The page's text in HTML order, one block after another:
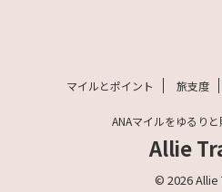
マイルとポイント 旅支度
ANAマイルをゆるり
Allie
© 2026 Allie